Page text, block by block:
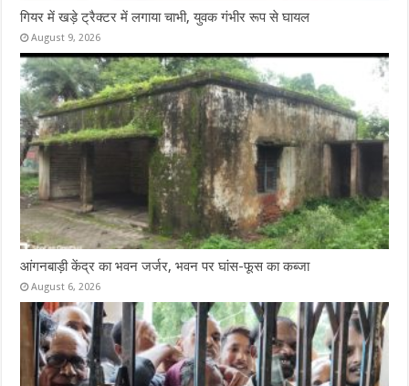
गियर में खड़े ट्रैक्टर में लगाया चाभी, युवक गंभीर रूप से घायल
August 9, 2026
आंगनबाड़ी केंद्र का भवन जर्जर, भवन पर घांस-फूस का कब्जा
August 6, 2026